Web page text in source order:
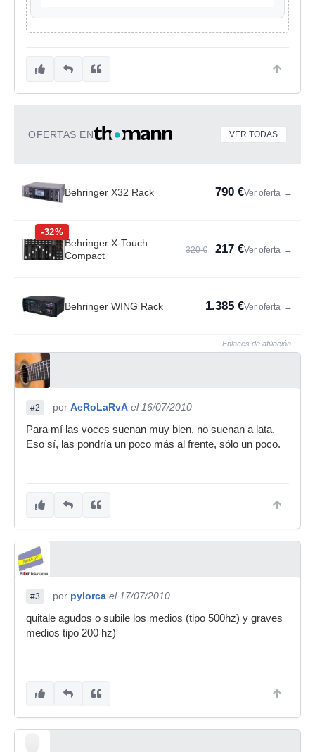
OFERTAS EN VER TODAS
Behringer X32 Rack 790 €Ver oferta →
-32%
Behringer X-Touch
Compact
320 € 217 €Ver oferta →
Behringer WING Rack 1.385 €Ver oferta →
Enlaces de afiliación
#2 por AeRoLaRvA el 16/07/2010
Para mí las voces suenan muy bien, no suenan a lata.
Eso sí, las pondría un poco más al frente, sólo un poco.
#3 por pylorca el 17/07/2010
quitale agudos o subile los medios (tipo 500hz) y graves
medios tipo 200 hz)